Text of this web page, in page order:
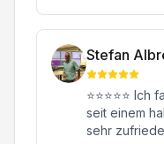
Stefan
⭐⭐⭐⭐⭐ Ich fahre meinen MG ZS Hybrid nun
seit einem
sehr